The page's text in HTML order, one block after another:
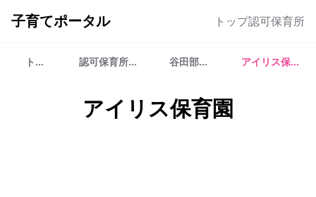
子育てポータル トップ認可保育所
トップ 認可保育所一覧 谷田部地区 アイリス保育園
アイリス保育園